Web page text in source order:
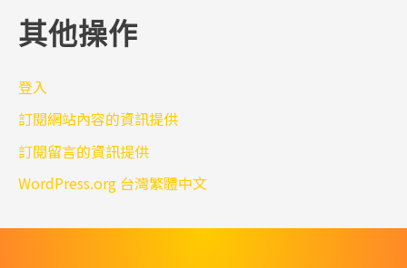
其他操作
登入
訂閱網站內容的資訊提供
訂閱留言的資訊提供
WordPress.org 台灣繁體中文